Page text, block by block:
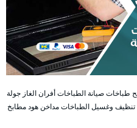
صيانة الطباخات أفران الغاز جولة
وغسيل الطباخات مداخن هود مطابخ